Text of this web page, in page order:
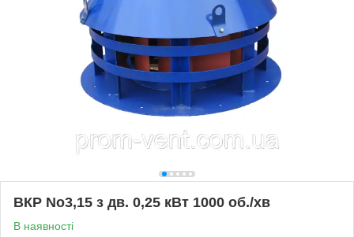
ВКР No3,15 з дв. 0,25 кВт 1000 об./хв
В наявності